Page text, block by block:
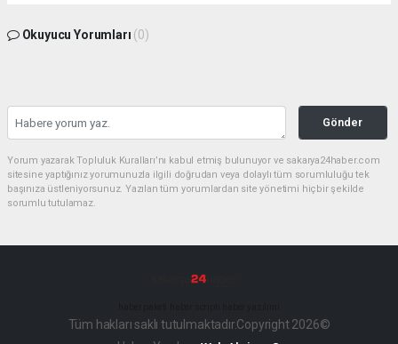
Okuyucu Yorumları (0)
Gönder
Yorum yazarak Topluluk Kuralları’nı kabul etmiş bulunuyor ve sakarya24haber.com
sitesine yaptığınız yorumunuzla ilgili doğrudan veya dolaylı tüm sorumluluğu tek
başınıza üstleniyorsunuz. Yazılan tüm yorumlardan site yönetimi hiçbir şekilde
sorumlu tutulamaz.
Tüm hakları saklı tutulmaktadır.Copyright 2026©